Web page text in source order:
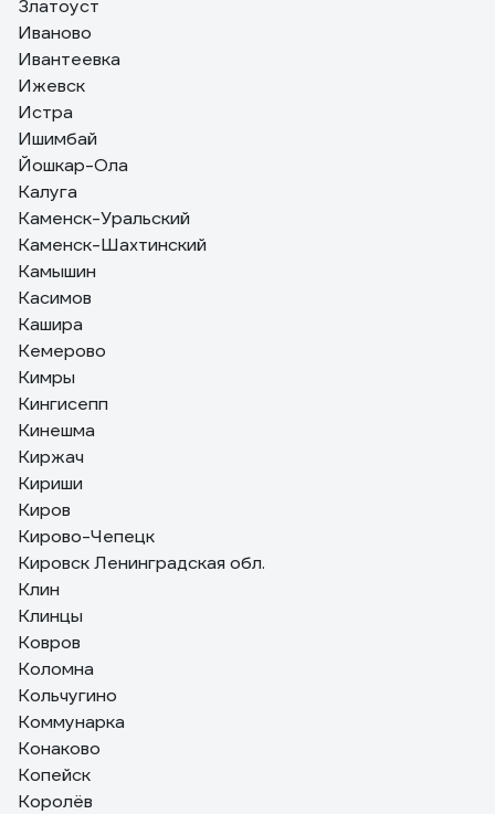
Златоуст
Иваново
Ивантеевка
Ижевск
Истра
Ишимбай
Йошкар-Ола
Калуга
Каменск-Уральский
Каменск-Шахтинский
Камышин
Касимов
Кашира
Кемерово
Кимры
Кингисепп
Кинешма
Киржач
Кириши
Киров
Кирово-Чепецк
Кировск Ленинградская обл.
Клин
Клинцы
Ковров
Коломна
Кольчугино
Коммунарка
Конаково
Копейск
Королёв